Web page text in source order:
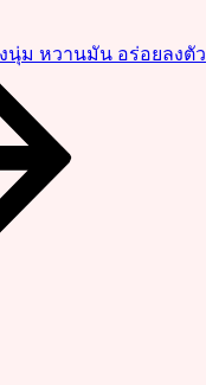
นุ่ม หวานมัน อร่อยลงตัว